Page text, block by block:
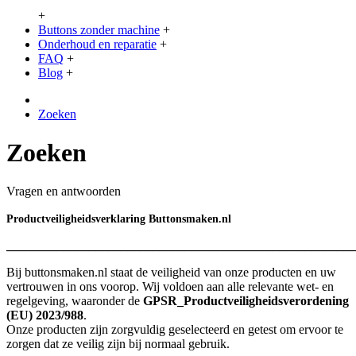
+
Buttons zonder machine +
Onderhoud en reparatie +
FAQ +
Blog +
Zoeken
Zoeken
Vragen en antwoorden
Productveiligheidsverklaring Buttonsmaken.nl
Bij buttonsmaken.nl staat de veiligheid van onze producten en uw
vertrouwen in ons voorop. Wij voldoen aan alle relevante wet- en
regelgeving, waaronder de GPSR_Productveiligheidsverordening
(EU) 2023/988.
Onze producten zijn zorgvuldig geselecteerd en getest om ervoor te
zorgen dat ze veilig zijn bij normaal gebruik.